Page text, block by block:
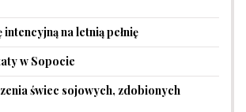
na letnią pełnię
w Sopocie
świec sojowych, zdobionych